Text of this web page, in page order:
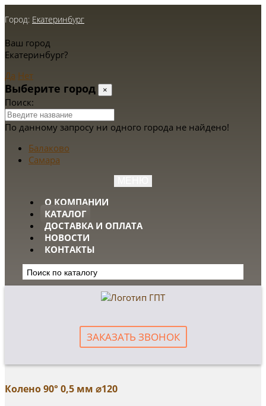
Город: Екатеринбург
Ваш город
Екатеринбург?
Да Нет
Выберите город ×
Поиск:
По данному запросу ни одного города не найдено!
Балаково
Самара
О КОМПАНИИ
КАТАЛОГ
ДОСТАВКА И ОПЛАТА
НОВОСТИ
КОНТАКТЫ
ЗАКАЗАТЬ ЗВОНОК
Колено 90° 0,5 мм ⌀120